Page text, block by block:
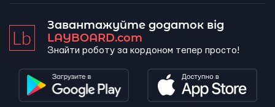
Завантажуйте додаток від
LAYBOARD.com
Знайти роботу за кордоном тепер просто!